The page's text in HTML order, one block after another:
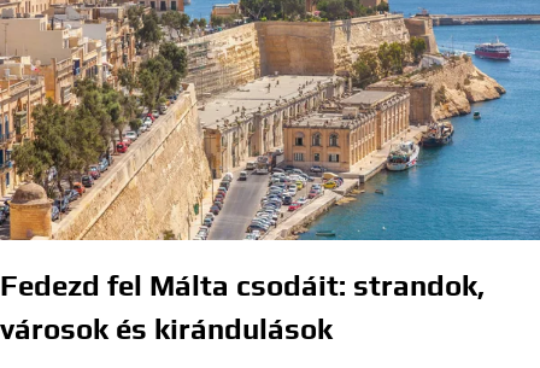
Fedezd fel Málta csodáit: strandok,
városok és kirándulások